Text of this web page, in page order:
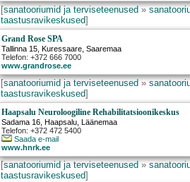
[sanatooriumid ja terviseteenused»
taastusravikeskused]
Grand Rose SPA
Tallinna 15 Kuressaare , Saaremaa
Telefon: +372 666 7000
www.grandrose.ee
[sanatooriumid ja terviseteenused»
taastusravikeskused]
Haapsalu Neuroloogiline Rehabilitatsioonikeskus
Sadama 16 Haapsalu , Läänemaa
Telefon: +372 472 5400
Saada e-mail
www.hnrk.ee
[sanatooriumid ja terviseteenused»
taastusravikeskused]